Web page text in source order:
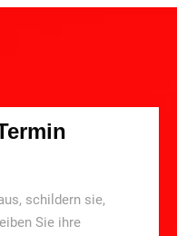
schildern sie,
Sie ihre